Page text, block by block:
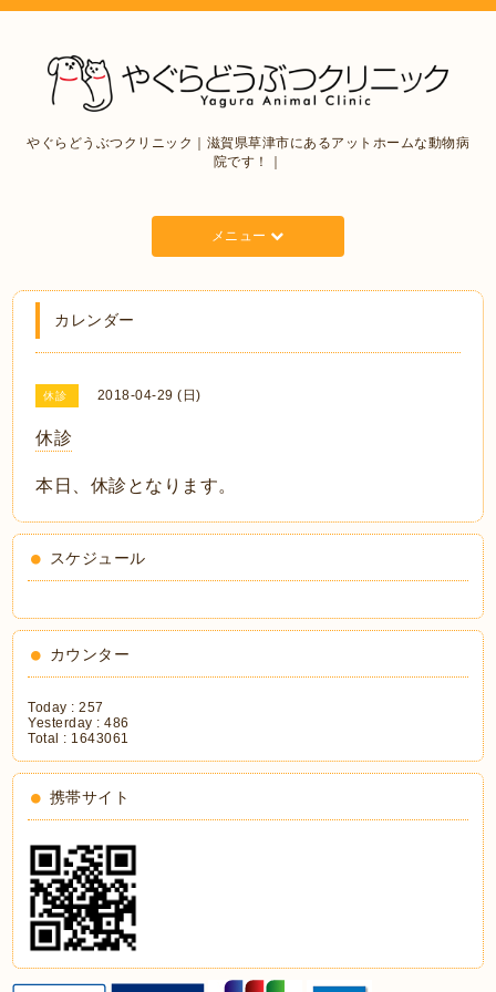
やぐらどうぶつクリニック｜滋賀県草津市にあるアットホームな動物病
院です！｜
メニュー
カレンダー
休診 2018-04-29 (日)
休診
本日、休診となります。
スケジュール
カウンター
Today :257
Yesterday :486
Total : 1643061
携帯サイト